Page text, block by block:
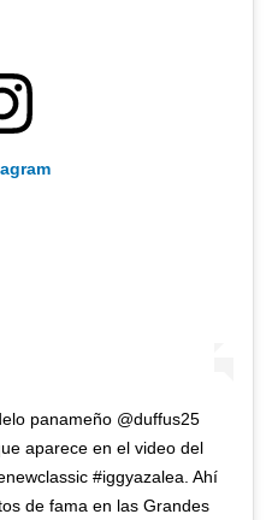
panameño @duffus25
aparece en el video del
#iggyazalea. Ahí
de fama en las Grandes